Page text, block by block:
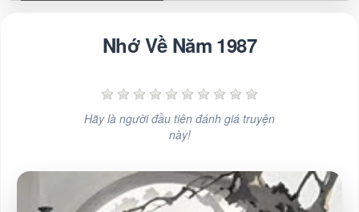
Nhớ Về Năm 1987
Hãy là người đầu tiên đánh giá truyện
này!